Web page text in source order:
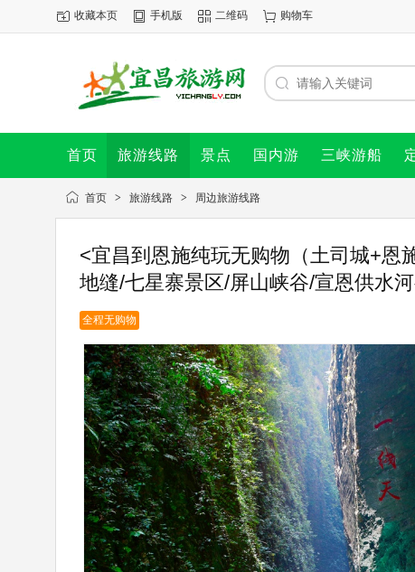
收藏本页 手机版 二维码 购物车
首页 旅游线路 景点 国内游 三峡游船
首页 > 旅游线路 > 周边旅游线路
<宜昌到恩施纯玩无购物（土司城+恩
地缝/七星寨景区/屏山峡谷/宣恩供水
全程无购物